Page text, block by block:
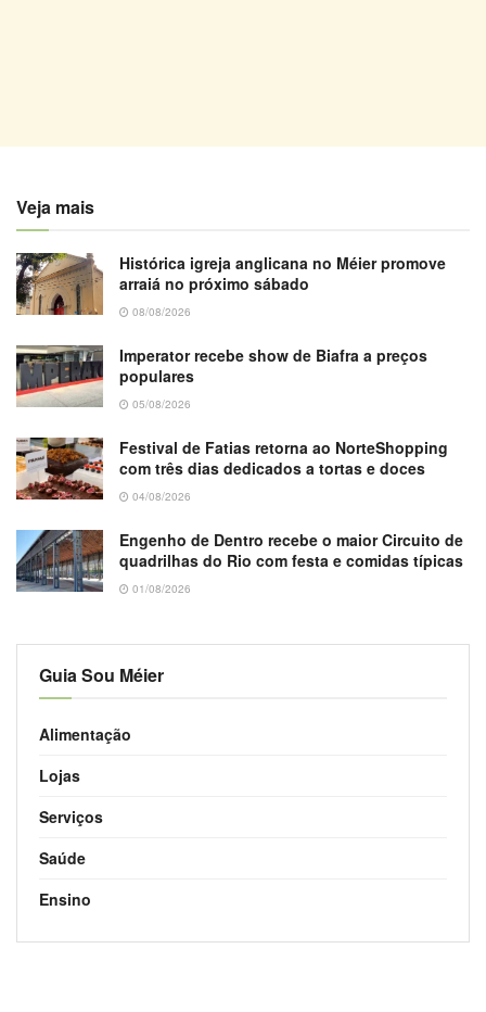
Veja mais
Histórica igreja anglicana no Méier promove
arraiá no próximo sábado
08/08/2026
Imperator recebe show de Biafra a preços
populares
05/08/2026
Festival de Fatias retorna ao NorteShopping
com três dias dedicados a tortas e doces
04/08/2026
Engenho de Dentro recebe o maior Circuito de
quadrilhas do Rio com festa e comidas típicas
01/08/2026
Guia Sou Méier
Alimentação
Lojas
Serviços
Saúde
Ensino